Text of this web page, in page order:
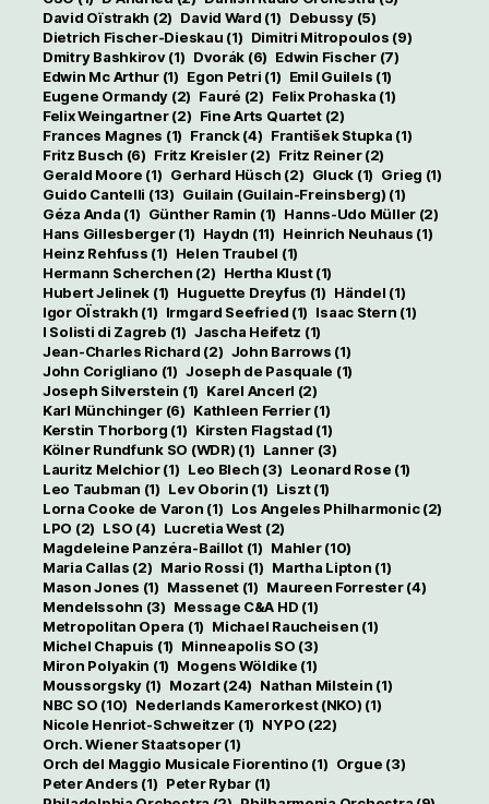
David Oïstrakh (2) David Ward (1) Debussy(5)
Dietrich Fischer-Dieskau (1) Dimitri Mitropoulos (9)
Dmitry Bashkirov(1) Dvorák (6) Edwin Fischer(7)
Edwin Mc Arthur(1) Egon Petri (1) Emil Guilels (1)
Eugene Ormandy (2) Fauré (2) Felix Prohaska (1)
Felix Weingartner(2) Fine Arts Quartet(2)
Frances Magnes (1) Franck(4) František Stupka (1)
Fritz Busch (6) Fritz Kreisler(2) Fritz Reiner(2)
Gerald Moore (1) Gerhard Hüsch (2) Gluck (1) Grieg (1)
Guido Cantelli (13) Guilain (Guilain-Freinsberg) (1)
Géza Anda (1) Günther Ramin (1) Hanns-Udo Müller (2)
Hans Gillesberger(1) Haydn (11) Heinrich Neuhaus (1)
Heinz Rehfuss (1) Helen Traubel (1)
Hermann Scherchen (2) Hertha Klust(1)
Hubert Jelinek (1) Huguette Dreyfus (1) Händel (1)
Igor OÏstrakh (1) Irmgard Seefried (1) Isaac Stern (1)
I Solisti di Zagreb (1) Jascha Heifetz (1)
Jean-Charles Richard (2) John Barrows (1)
John Corigliano (1) Joseph de Pasquale (1)
Joseph Silverstein (1) Karel Ancerl (2)
Karl Münchinger(6) Kathleen Ferrier(1)
Kerstin Thorborg (1) Kirsten Flagstad (1)
Kölner Rundfunk SO (WDR) (1) Lanner (3)
Lauritz Melchior(1) Leo Blech (3) Leonard Rose (1)
Leo Taubman (1) Lev Oborin (1) Liszt(1)
Lorna Cooke de Varon (1) Los Angeles Philharmonic(2)
LPO (2) LSO (4) Lucretia West (2)
Magdeleine Panzéra-Baillot(1) Mahler(10)
Maria Callas (2) Mario Rossi (1) Martha Lipton (1)
Mason Jones (1) Massenet(1) Maureen Forrester(4)
Mendelssohn (3) Message C&A HD (1)
Metropolitan Opera (1) Michael Raucheisen (1)
Michel Chapuis (1) Minneapolis SO (3)
Miron Polyakin (1) Mogens Wöldike (1)
Moussorgsky(1) Mozart(24) Nathan Milstein (1)
NBC SO (10) Nederlands Kamerorkest (NKO) (1)
Nicole Henriot-Schweitzer (1) NYPO (22)
Orch. Wiener Staatsoper(1)
Orch del Maggio Musicale Fiorentino (1) Orgue (3)
Peter Anders (1) Peter Rybar(1)